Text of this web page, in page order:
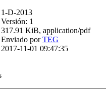
1-D-2013
Versión: 1
317.91 KiB, application/pdf
Enviado porTEG
2017-11-01 09:47:35